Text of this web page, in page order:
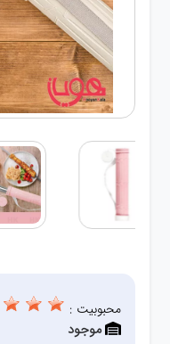
لوازم خانه
لوازم پلاسکو
آشپزخانه
کلمن،فلاسک،قمقمه
محبوبیت :
موجود